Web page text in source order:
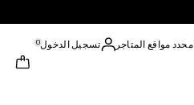
محدد مواقع المتاجر تسجيل الدخول0